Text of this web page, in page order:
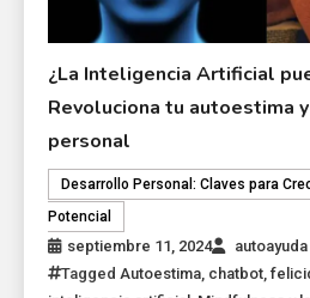
¿La Inteligencia Artificial
Revoluciona tu autoestima
personal
Desarrollo Personal: Claves para
Potencial
septiembre 11, 2024
autoayuda
Tagged Autoestima chatbot ,